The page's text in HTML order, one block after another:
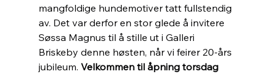
mangfoldige hundemotiver tatt fullstendig
av. Det var derfor en stor glede å invitere
Søssa Magnus til å stille ut i Galleri
Briskeby denne høsten, når vi feirer 20-års
jubileum. Velkommen til åpning torsdag